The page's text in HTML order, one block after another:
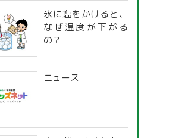
氷に塩をかけると、
なぜ温度が下がる
の？
ニュース